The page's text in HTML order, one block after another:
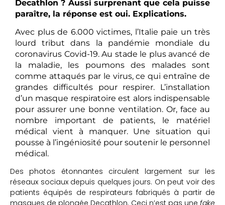
Decathlon ? Aussi surprenant que cela puisse
paraître, la réponse est oui. Explications.
Avec plus de 6.000 victimes, l’Italie paie un très
lourd tribut dans la pandémie mondiale du
coronavirus Covid-19. Au stade le plus avancé de
la maladie, les poumons des malades sont
comme attaqués par le virus, ce qui entraîne de
grandes difficultés pour respirer. L’installation
d’un masque respiratoire est alors indispensable
pour assurer une bonne ventilation. Or, face au
nombre important de patients, le matériel
médical vient à manquer. Une situation qui
pousse à l’ingéniosité pour soutenir le personnel
médical.
Des photos étonnantes circulent largement sur les
réseaux sociaux depuis quelques jours. On peut voir des
patients équipés de respirateurs fabriqués à partir de